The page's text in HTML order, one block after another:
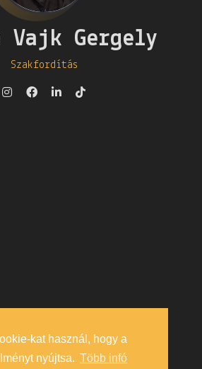
Vajk Gergely
Szakfordítás
kat használ, hogy a
nyújtsa. Több infó